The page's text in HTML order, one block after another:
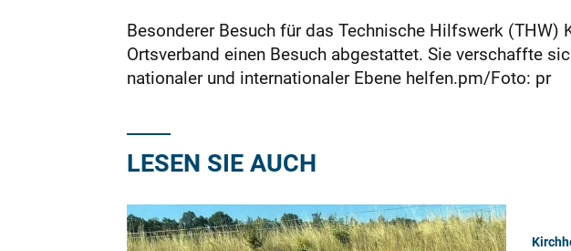
Besonderer Besuch für das Technische Hilfswerk
Ortsverband einen Besuch abgestattet. Sie verschaffte
nationaler und internationaler Ebene helfen.pm/Foto: pr
LESEN SIE AUCH